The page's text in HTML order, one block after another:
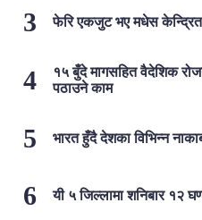
फेरि एकजुट भए मधेस केन्द्रित
१५ बुँदे मागसहित वैदेशिक
पठाउने काम
भारत हुँदै देशका विभिन्न
यी ५ जिल्लामा शनिबार १२